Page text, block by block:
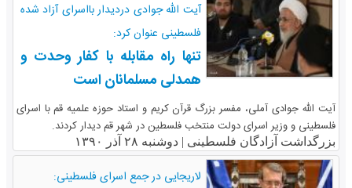
آیت الله جوادی دردیدار بااسرای آزاد شده
فلسطینی عنوان کرد:
تنها راه مقابله با کفار وحدت و
همدلی مسلمانان است
آیت الله جوادی آملی، مفسر بزرگ قرآن کریم و استاد حوزه علمیه قم با اسرای
فلسطینی و وزیر اسرای دولت منتخب فلسطین در شهر قم دیدار کردند.
بزرگداشت آزادگان فلسطینی | دوشنبه ۲۸ آذر ۱۳۹۰
لاریجایی در جمع اسرای فلسطینی: